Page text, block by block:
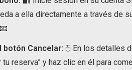
a ella directamente a través de
botón Cancelar: 🖱️ En los detalles
tu reserva” y haz clic en él para